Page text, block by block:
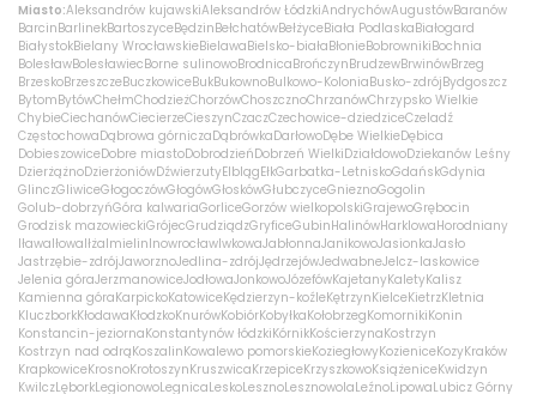
Miasto:Aleksandrów kujawskiAleksandrów ŁódzkiAndrychówAugustówBaranów
BarcinBarlinekBartoszyceBędzinBełchatówBełżyceBiała PodlaskaBiałogard
BiałystokBielany WrocławskieBielawaBielsko-białaBłonieBobrownikiBochnia
BolesławBolesławiecBorne sulinowoBrodnicaBrończynBrudzewBrwinówBrzeg
BrzeskoBrzeszczeBuczkowiceBukBukownoBulkowo-KoloniaBusko-zdrójBydgoszcz
BytomBytówChełmChodzieżChorzówChoszcznoChrzanówChrzypsko Wielkie
ChybieCiechanówCiecierzeCieszynCzaczCzechowice-dziedziceCzeladź
CzęstochowaDąbrowa górniczaDąbrówkaDarłowoDębe WielkieDębica
DobieszowiceDobre miastoDobrodzieńDobrzeń WielkiDziałdowoDziekanów Leśny
DzierżążnoDzierżoniówDźwierzutyElblągEłkGarbatka-LetniskoGdańskGdynia
GlinczGliwiceGłogoczówGłogówGłoskówGłubczyceGnieznoGogolin
Golub-dobrzyńGóra kalwariaGorliceGorzów wielkopolskiGrajewoGrębocin
Grodzisk mazowieckiGrójecGrudziądzGryficeGubinHalinówHarklowaHorodniany
IławaIłowaIłżaImielinInowrocławIwkowaJabłonnaJanikowoJasionkaJasło
Jastrzębie-zdrójJaworznoJedlina-zdrójJędrzejówJedwabneJelcz-laskowice
Jelenia góraJerzmanowiceJodłowaJonkowoJózefówKajetanyKaletyKalisz
Kamienna góraKarpickoKatowiceKędzierzyn-koźleKętrzynKielceKietrzKletnia
KluczborkKłodawaKłodzkoKnurówKobiórKobyłkaKołobrzegKomornikiKonin
Konstancin-jeziornaKonstantynów łódzkiKórnikKościerzynaKostrzyn
Kostrzyn nad odrąKoszalinKowalewo pomorskieKoziegłowyKozieniceKozyKraków
KrapkowiceKrosnoKrotoszynKruszwicaKrzepiceKrzyszkowoKsiążeniceKwidzyn
KwilczLęborkLegionowoLegnicaLeskoLesznoLesznowolaLeźnoLipowaLubicz Górny